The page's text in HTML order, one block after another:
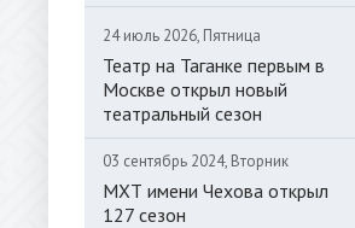
24 июль 2026, Пятница
Театр на Таганке первым в
Москве открыл новый
театральный сезон
03 сентябрь 2024, Вторник
МХТ имени Чехова открыл
127 сезон